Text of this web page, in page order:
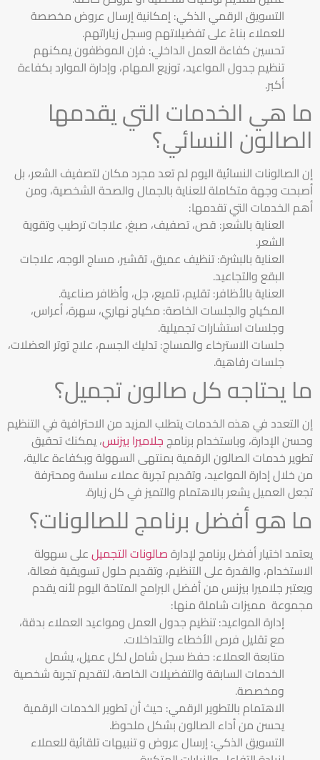
التسويق الرقمي الذكي: إمكانية إرسال عروض مخصصة
للعملاء بناءً على تفضيلاتهم وسجل زياراتهم.
تحسين كفاءة العمل الداخلي: فإن الموظفون يمكنهم
تنظيم جدول المواعيد، توزيع المهام، وإدارة الموارد بكفاءة
أكبر.
ما هي الخدمات التي يقدمها
الصالون النسائي؟
إن الصالونات النسائية اليوم لم تعد مجرد مكان لتصفيف الشعر، بل
أصبحت وجهة متكاملة للعناية بالجمال والصحة الشخصية، ومن
أهم الخدمات التي تقدمها:
العناية بالشعر: قص، تصفيف، صبغ، علاجات ترطيب وتقوية
الشعر.
العناية بالبشرة: تنظيف عميق، تقشير، مساج الوجه، علاجات
البقع والتجاعيد.
العناية بالأظافر: تقليم، تلميع، جل، وأظافر صناعية.
المكياج والجلسات الخاصة: مكياج نهاري، سهرة، أعراس،
وجلسات استشارات تجميلية.
جلسات الاسترخاء والمساج: تدليك الجسم، علاج توتر العضلات،
جلسات رفاهية.
ما يحتاجه كل صالون تجميل؟
إن التعدد في هذه الخدمات يتطلب المزيد من الاحترافية في التنظيم
وحسن الإدارة، وباستخدام برنامججلاميرا بيزنس، يمكنك تحقيق
تطوير خدمات الصالون الرقمية بمنتهى السهولة وبكفاءة عالية،
من خلال إدارة المواعيد، وتقديم تجربة عملاء سلسة ومحترفة
تجعل العميل يشعر بالاهتمام والتميز في كل زيارة.
ما هو أفضل برنامج للصالونات؟
يعتمد اختيار أفضل برنامج لإدارةصالونات التجميلعلى سهولة
الاستخدام، والقدرة على التنظيم، وتقديم حلول تسويقية فعالة،
ويعتبر جلاميرا بيزنس من أفضل البرامج المتاحة اليوم لأنه يقدم
مجموعة مميزات شاملة منها:
إدارة المواعيد: تنظيم جدول العمل ومواعيد العملاء بدقة،
مع تقليل فرص الأخطاء والتداخلات.
متابعة العملاء: حفظ سجل شامل لكل عميل، يشمل
الخدمات السابقة والتفضيلات الخاصة، لتقديم تجربة شخصية
ومخصصة.
الاهتمام بالتطوير الرقمي: حيث أن تطوير الخدمات الرقمية
يحسن من أداء الصالون بشكل ملحوظ.
التسويق الذكي: إرسال عروض و تنبيهات تلقائية للعملاء